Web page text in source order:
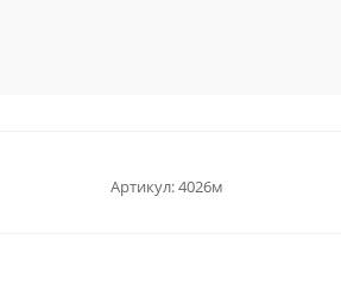
Артикул:4026м